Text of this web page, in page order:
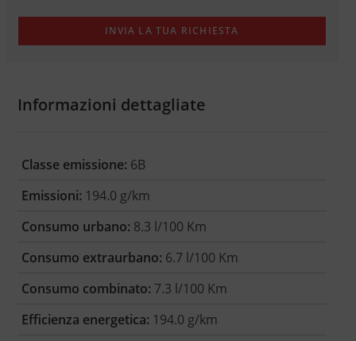
Informazioni dettagliate
Classe emissione: 6B
Emissioni: 194.0 g/km
Consumo urbano: 8.3 l/100 Km
Consumo extraurbano: 6.7 l/100 Km
Consumo combinato: 7.3 l/100 Km
Efficienza energetica: 194.0 g/km